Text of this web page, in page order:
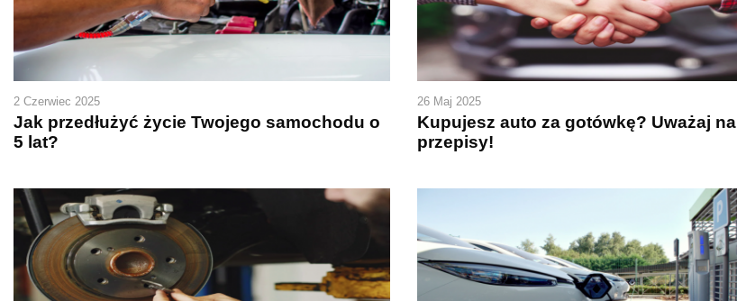
2 Czerwiec 2025
Jak przedłużyć życie Twojego samochodu o
5 lat?
26 Maj 2025
Kupujesz auto za gotówkę? Uważaj na
przepisy!